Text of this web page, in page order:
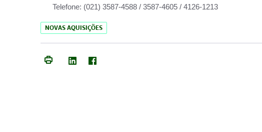
Telefone: (021) 3587-4588 / 3587-4605 / 4126-1213
NOVAS AQUISIÇÕES